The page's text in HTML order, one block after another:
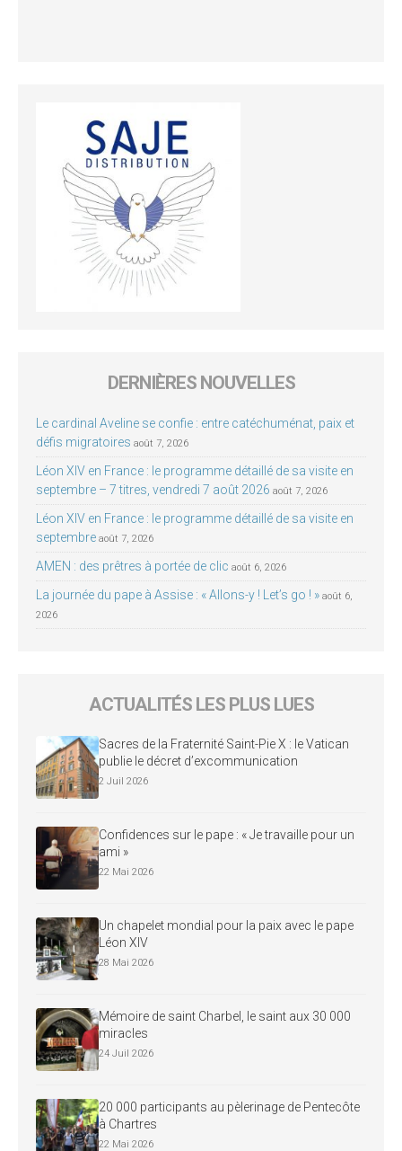
DERNIÈRES NOUVELLES
Le cardinal Aveline se confie : entre catéchuménat, paix et
défis migratoires août 7, 2026
Léon XIV en France : le programme détaillé de sa visite en
septembre – 7 titres, vendredi 7 août 2026 août 7, 2026
Léon XIV en France : le programme détaillé de sa visite en
septembre août 7, 2026
AMEN : des prêtres à portée de clic août 6, 2026
La journée du pape à Assise : « Allons-y ! Let’s go ! » août 6,
2026
ACTUALITÉS LES PLUS LUES
Sacres de la Fraternité Saint-Pie X : le Vatican
publie le décret d’excommunication
2 Juil 2026
Confidences sur le pape : « Je travaille pour un
ami »
22 Mai 2026
Un chapelet mondial pour la paix avec le pape
Léon XIV
28 Mai 2026
Mémoire de saint Charbel, le saint aux 30 000
miracles
24 Juil 2026
20 000 participants au pèlerinage de Pentecôte
à Chartres
22 Mai 2026